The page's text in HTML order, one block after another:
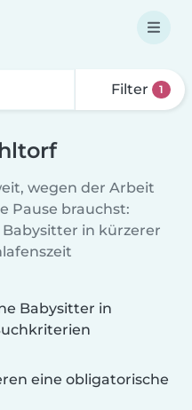
Filter 1
wegen der Arbeit
Pause brauchst:
in kürzerer
Babysitter in
eine obligatorische